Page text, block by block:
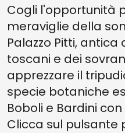
Cogli l'opportunità
meraviglie della
Palazzo Pitti,
toscani e dei
apprezzare il
specie botaniche
Boboli e Bardini
Clicca sul pulsante